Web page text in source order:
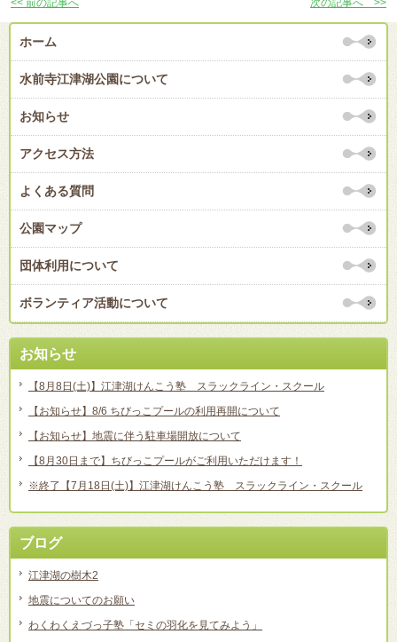
ホーム
水前寺江津湖公園について
お知らせ
アクセス方法
よくある質問
公園マップ
団体利用について
ボランティア活動について
お知らせ
【8月8日(土)】江津湖けんこう塾 スラックライン・スクール
【お知らせ】8/6 ちびっこプールの利用再開について
【お知らせ】地震に伴う駐車場開放について
【8月30日まで】ちびっこプールがご利用いただけます！
※終了【7月18日(土)】江津湖けんこう塾 スラックライン・スクール
ブログ
江津湖の樹木2
地震についてのお願い
わくわくえづっ子塾「セミの羽化を見てみよう」